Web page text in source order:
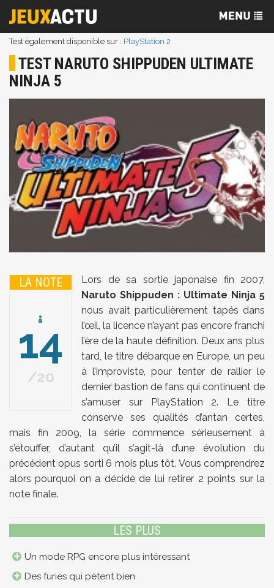
Test également disponible sur : PlayStation 2
TEST NARUTO SHIPPUDEN ULTIMATE
NINJA 5
LA NOTE
14
20
Lors de sa sortie japonaise fin 2007,
Naruto Shippuden : Ultimate Ninja 5
nous avait particulièrement tapés dans
l’œil, la licence n’ayant pas encore franchi
l’ère de la haute définition. Deux ans plus
tard, le titre débarque en Europe, un peu
à l’improviste, pour tenter de rallier le
dernier bastion de fans qui continuent de
s’amuser sur PlayStation 2. Le titre
conserve ses qualités d’antan certes,
mais fin 2009, la série commence sérieusement à
s’étouffer, d’autant qu’il s’agit-là d’une évolution du
précédent opus sorti 6 mois plus tôt. Vous comprendrez
alors pourquoi on a décidé de lui retirer 2 points sur la
note finale.
LES PLUS
Un mode RPG encore plus intéressant
Des furies qui pètent bien